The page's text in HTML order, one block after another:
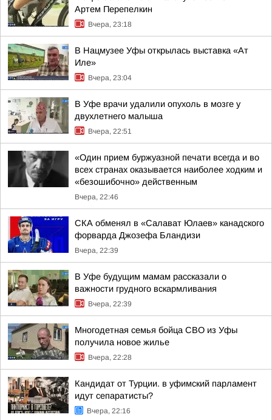
Артем Перепелкин
Вчера, 23:18
В Нацмузее Уфы открылась выставка «Ат
Иле»
Вчера, 23:04
В Уфе врачи удалили опухоль в мозге у
двухлетнего малыша
Вчера, 22:51
«Один прием буржуазной печати всегда и во
всех странах оказывается наиболее ходким и
«безошибочно» действенным
Вчера, 22:46
СКА обменял в «Салават Юлаев» канадского
форварда Джозефа Бландизи
Вчера, 22:39
В Уфе будущим мамам рассказали о
важности грудного вскармливания
Вчера, 22:39
Многодетная семья бойца СВО из Уфы
получила новое жилье
Вчера, 22:28
Кандидат от Турции. в уфимский парламент
идут сепаратисты?
Вчера, 22:16